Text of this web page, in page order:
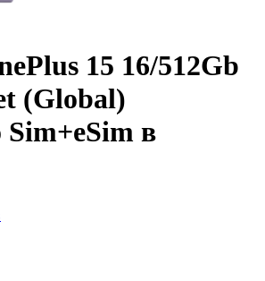
15 16/512Gb
(Global)
в